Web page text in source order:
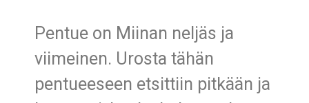
Pentue on Miinan neljäs ja
viimeinen. Urosta tähän
pentueeseen etsittiin pitkään ja